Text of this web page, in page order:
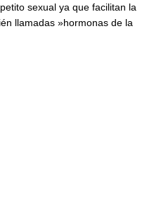
sexual ya que facilitan la
llamadas »hormonas de la